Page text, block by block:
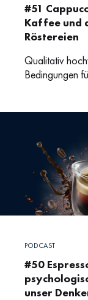
#51
Kaffee und
Röstereien
Qualitativ
Bedingungen
PODCAST
#50
unser